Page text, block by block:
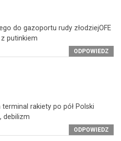
do gazoportu rudy złodziejOFE
putinkiem
ODPOWIEDZ
rakiety po pół Polski
debilizm
ODPOWIEDZ